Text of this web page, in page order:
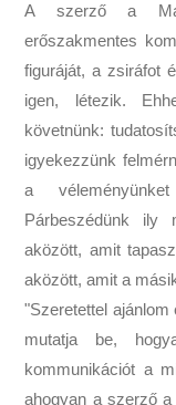
A szerző a
erőszakmentes
figuráját, a zsiráfot
igen, létezik.
követnünk:
igyekezzünk
a
Párbeszédünk ily
aközött, amit
aközött, amit a
"Szeretettel
mutatja be,
kommunikációt a
ahogyan a szerző